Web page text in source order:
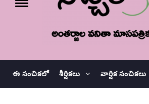
Toggle
ఈ సంచికలో శీర్షికలు వార్షిక సంచికలు